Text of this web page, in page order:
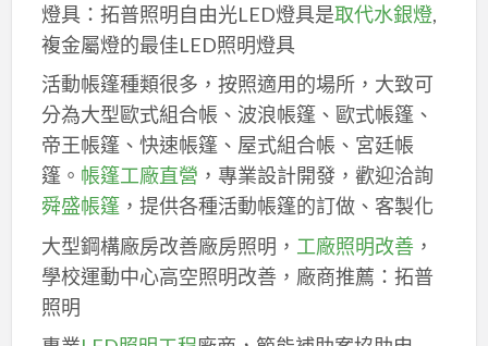
燈具：拓普照明自由光LED燈具是取代水銀燈,
複金屬燈的最佳LED照明燈具
活動帳篷種類很多，按照適用的場所，大致可
分為大型歐式組合帳、波浪帳篷、歐式帳篷、
帝王帳篷、快速帳篷、屋式組合帳、宮廷帳
篷。 帳篷工廠直營 ，專業設計開發，歡迎洽詢
舜盛帳篷，提供各種活動帳篷的訂做、客製化
大型鋼構廠房改善廠房照明， 工廠照明改善，
學校運動中心高空照明改善，廠商推薦：拓普
照明